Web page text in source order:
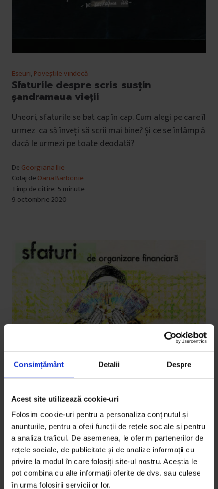
Consimțământ Detalii Despre
Acest site utilizează cookie-uri
Folosim cookie-uri pentru a personaliza conținutul și
anunțurile, pentru a oferi funcții de rețele sociale și pentru
a analiza traficul. De asemenea, le oferim partenerilor de
rețele sociale, de publicitate și de analize informații cu
privire la modul în care folosiți site-ul nostru. Aceștia le
pot combina cu alte informații oferite de dvs. sau culese
în urma folosirii serviciilor lor.
Eseuri,Poveștile vindecă
Sfaturile despre scris susțin
șandramaua vieții
Uneori, sfaturile se bat cap în cap. Cum alegi pe care îl
urmezi ca să înveți să scrii mai bine? Și ce se întâmplă
dacă le urmezi pe toate deodată?
De Georgiana Ilie
Colaj de Oana Barbonie
Timp de citire: 5 minute
9 octombrie 2020
Cum să-ți organizezi banii pentru mai
multă liniște financiară
Ce ar trebui să știe toată lumea ca să-și poată
controla finanțele.
De Georgiana Ilie
Ilustrație deGabriela Grozavu